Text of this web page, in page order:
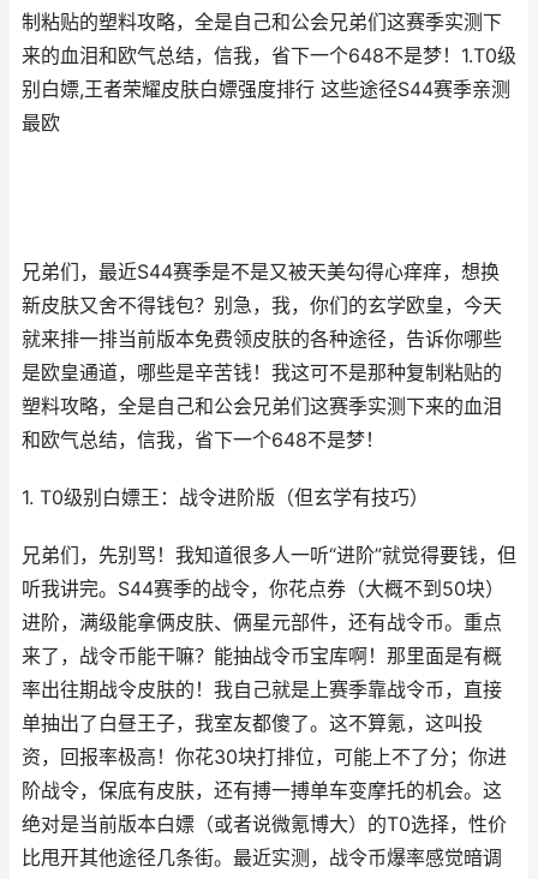
制粘贴的塑料攻略，全是自己和公会兄弟们这赛季实测下
来的血泪和欧气总结，信我，省下一个648不是梦！1.T0级
别白嫖,王者荣耀皮肤白嫖强度排行 这些途径S44赛季亲测
最欧
兄弟们，最近S44赛季是不是又被天美勾得心痒痒，想换
新皮肤又舍不得钱包？别急，我，你们的玄学欧皇，今天
就来排一排当前版本免费领皮肤的各种途径，告诉你哪些
是欧皇通道，哪些是辛苦钱！我这可不是那种复制粘贴的
塑料攻略，全是自己和公会兄弟们这赛季实测下来的血泪
和欧气总结，信我，省下一个648不是梦！
1. T0级别白嫖王：战令进阶版（但玄学有技巧）
兄弟们，先别骂！我知道很多人一听“进阶”就觉得要钱，但
听我讲完。S44赛季的战令，你花点券（大概不到50块）
进阶，满级能拿俩皮肤、俩星元部件，还有战令币。重点
来了，战令币能干嘛？能抽战令币宝库啊！那里面是有概
率出往期战令皮肤的！我自己就是上赛季靠战令币，直接
单抽出了白昼王子，我室友都傻了。这不算氪，这叫投
资，回报率极高！你花30块打排位，可能上不了分；你进
阶战令，保底有皮肤，还有搏一搏单车变摩托的机会。这
绝对是当前版本白嫖（或者说微氪博大）的T0选择，性价
比甩开其他途径几条街。最近实测，战令币爆率感觉暗调